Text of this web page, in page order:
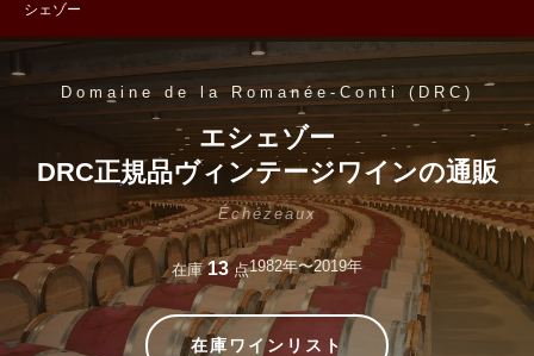
シェゾー
Domaine de la Romanée-Conti (DRC)
エシェゾー
DRC正規品ヴィンテージワインの通販
Échézeaux
在庫13点1982年〜2019年
在庫ワインリスト